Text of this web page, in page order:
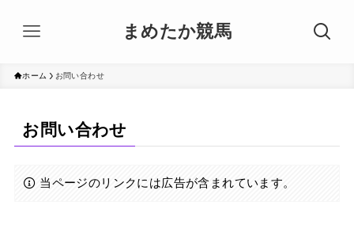
まめたか競馬
ホーム お問い合わせ
お問い合わせ
当ページのリンクには広告が含まれています。